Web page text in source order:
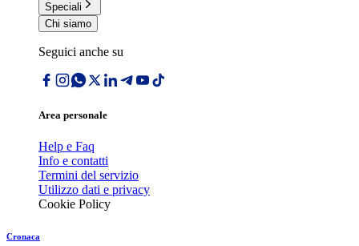
Speciali
Chi siamo
Seguici anche su
Area personale
Help e Faq
Info e contatti
Termini del servizio
Utilizzo dati e privacy
Cookie Policy
Cronaca